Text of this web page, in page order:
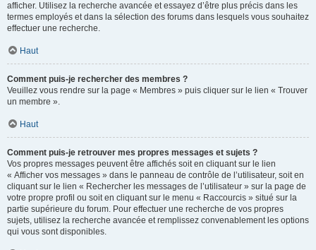
afficher. Utilisez la recherche avancée et essayez d’être plus précis dans les
termes employés et dans la sélection des forums dans lesquels vous souhaitez
effectuer une recherche.
Haut
Comment puis-je rechercher des membres ?
Veuillez vous rendre sur la page « Membres » puis cliquer sur le lien « Trouver
un membre ».
Haut
Comment puis-je retrouver mes propres messages et sujets ?
Vos propres messages peuvent être affichés soit en cliquant sur le lien
« Afficher vos messages » dans le panneau de contrôle de l’utilisateur, soit en
cliquant sur le lien « Rechercher les messages de l’utilisateur » sur la page de
votre propre profil ou soit en cliquant sur le menu « Raccourcis » situé sur la
partie supérieure du forum. Pour effectuer une recherche de vos propres
sujets, utilisez la recherche avancée et remplissez convenablement les options
qui vous sont disponibles.